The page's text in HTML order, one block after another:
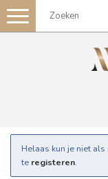
Toggle
navigation
Helaas kun je niet
te registeren.